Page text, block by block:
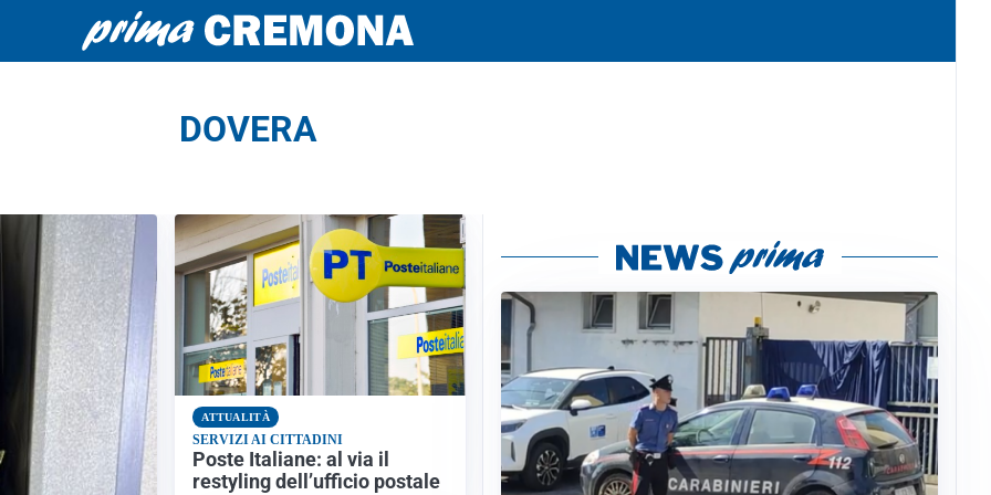
DOVERA
ATTUALITÀ
SERVIZI AI CITTADINI
Poste Italiane: al via il
restyling dell’ufficio postale